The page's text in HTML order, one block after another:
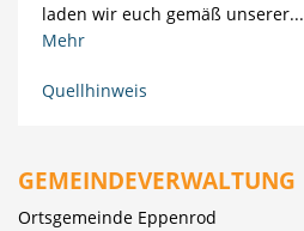
laden wir euch gemäß unserer...
Mehr
Quellhinweis
GEMEINDEVERWALTUNG
Ortsgemeinde Eppenrod